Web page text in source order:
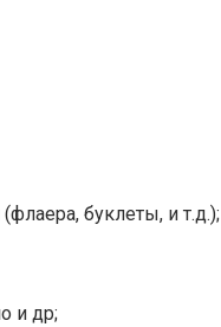
буклеты, и т.д.);
и др;